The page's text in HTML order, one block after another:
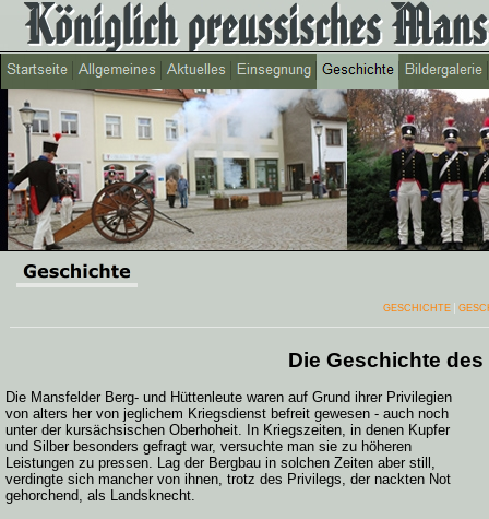
GESCHICHTE
Die Geschichte
Die Mansfelder Berg- und Hüttenleute waren auf Grund ihrer Privilegien
von alters her von jeglichem Kriegsdienst befreit gewesen - auch noch
unter der kursächsischen Oberhoheit. In Kriegszeiten, in denen Kupfer
und Silber besonders gefragt war, versuchte man sie zu höheren
Leistungen zu pressen. Lag der Bergbau in solchen Zeiten aber still,
verdingte sich mancher von ihnen, trotz des Privilegs, der nackten Not
gehorchend, als Landsknecht.